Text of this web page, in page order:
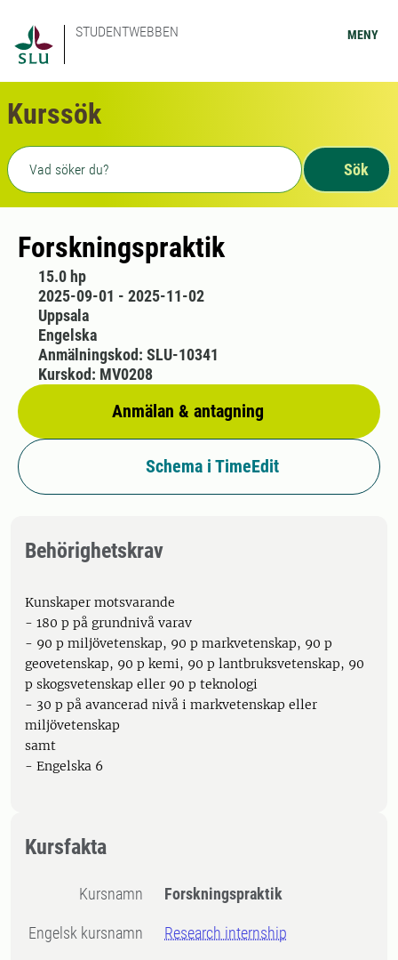
STUDENTWEBBEN MENY
Kurssök
Fritext sökning
Sök
Forskningspraktik
15.0 hp
2025-09-01 - 2025-11-02
Uppsala
Engelska
Anmälan & antagning
Anmälningskod: SLU-10341
Kurskod: MV0208
Schema i TimeEdit
Behörighetskrav
Kunskaper motsvarande
- 180 p på grundnivå varav
- 90 p miljövetenskap, 90 p markvetenskap, 90 p
geovetenskap, 90 p kemi, 90 p lantbruksvetenskap, 90
p skogsvetenskap eller 90 p teknologi
- 30 p på avancerad nivå i markvetenskap eller
miljövetenskap
samt
- Engelska 6
Kursfakta
Kursnamn Forskningspraktik
Engelsk kursnamn Research internship